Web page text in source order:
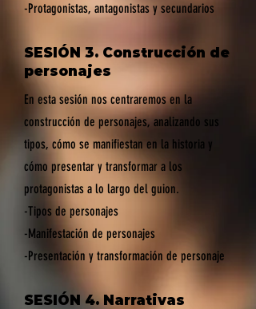
-Protagonistas, antagonistas y secundarios
SESIÓN 3. Construcción de
personajes
En esta sesión nos centraremos en la
construcción de personajes, analizando sus
tipos, cómo se manifiestan en la historia y
cómo presentar y transformar a los
protagonistas a lo largo del guion.
-Tipos de personajes
-Manifestación de personajes
-Presentación y transformación de personaje
SESIÓN 4. Narrativas